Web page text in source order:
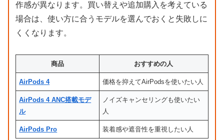
作感が異なります。買い替えや追加購入を考えている
場合は、使い方に合うモデルを選んでおくと失敗しに
くくなります。
商品 おすすめの人
AirPods 4 価格を抑えてAirPodsを使いたい人
AirPods 4 ANC搭載モデ
ル
ノイズキャンセリングも使いたい
人
AirPods Pro 装着感や遮音性を重視したい人